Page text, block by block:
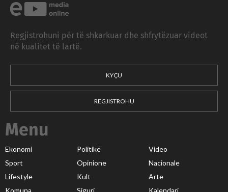
Regjistrohuni për të shkarkuar dhe shfrytëzuar videot
në kualitet të lartë.
KYÇU
REGJISTROHU
Menu
Ekonomi Politikë
Video
Sport
Opinione
Nacionale
Lifestyle
Kult
Arte
Komuna
Siguri Kalendari